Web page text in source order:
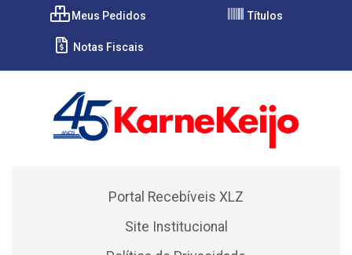
Meus Pedidos Títulos
Notas Fiscais
Portal Recebíveis XLZ
Site Institucional